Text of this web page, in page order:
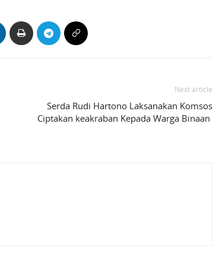
Next article
Serda Rudi Hartono Laksanakan Komsos
Ciptakan keakraban Kepada Warga Binaan